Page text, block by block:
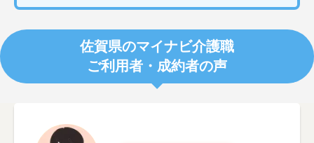
佐賀県のマイナビ介護職
ご利用者・成約者の声